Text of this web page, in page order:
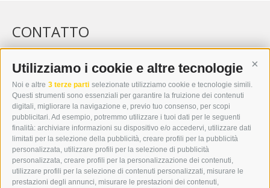
Utilizziamo i cookie e altre tecnologie
Noi e altre 3 terze parti selezionate utilizziamo cookie e tecnologie simili.
Questi strumenti sono essenziali per garantire la fruizione dei contenuti
digitali, migliorare la navigazione e, previo tuo consenso, per scopi
pubblicitari. Ad esempio, potremmo utilizzare i tuoi dati per le seguenti
finalità: archiviare informazioni su dispositivo e/o accedervi, utilizzare dati
limitati per la selezione della pubblicità, creare profili per la pubblicità
personalizzata, utilizzare profili per la selezione di pubblicità
personalizzata, creare profili per la personalizzazione dei contenuti,
utilizzare profili per la selezione di contenuti personalizzati, misurare le
prestazioni degli annunci, misurare le prestazioni dei contenuti,
CONTATTO
WIPP-MEDIA GMBH
DER ERKER
I-39049 VIPITENO
TEL.: +39 0472 766876
GRAFIK@DERERKER.IT
INFO@DERERKER.IT
BARBARA.FONTANA@DERERKER.IT
ERKER